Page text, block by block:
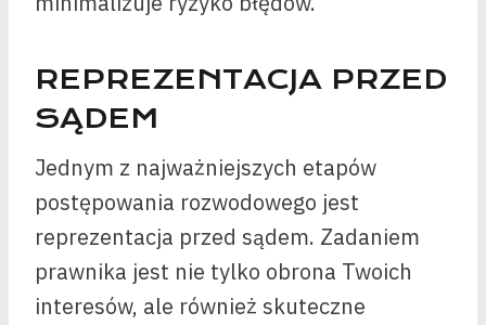
REPREZENTACJA PRZED
SĄDEM
Jednym z najważniejszych etapów
postępowania rozwodowego jest
reprezentacja przed sądem. Zadaniem
prawnika jest nie tylko obrona Twoich
interesów, ale również skuteczne